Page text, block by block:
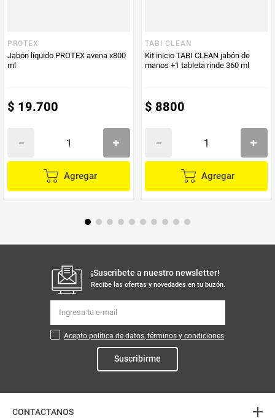
PROTEX
Jabón líquido PROTEX avena x800
ml
$ 19.700
Agregar
TABI CLEAN
Kit inicio TABI CLEAN jabón de
manos +1 tableta rinde 360 ml
$ 8800
Agregar
¡Suscribete a nuestro newsletter!
Recibe las ofertas y novedades en tu buzón.
Acepto política de datos, términos y condiciones
Suscribirme
CONTACTANOS +